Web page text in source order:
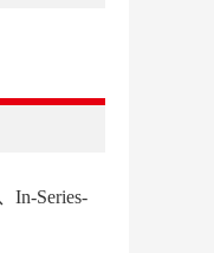
In-Series-